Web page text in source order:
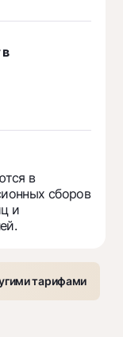
в
сборов
и
тарифами